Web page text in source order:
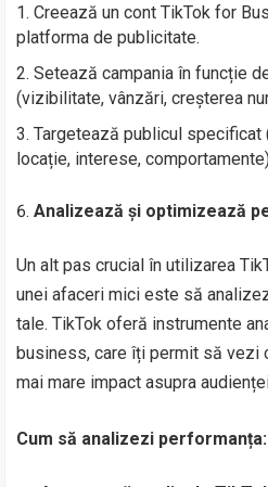
Creează un cont TikTok for
platforma de publicitate.
Setează campania în funcție
(vizibilitate, vânzări, creșterea
Targetează publicul specificat
locație, interese,
Analizează și optimizează
Un alt pas crucial în utilizarea
unei afaceri mici este să
tale. TikTok oferă instrumente
business, care îți permit să vezi
mai mare impact asupra
Cum să analizezi performanța: